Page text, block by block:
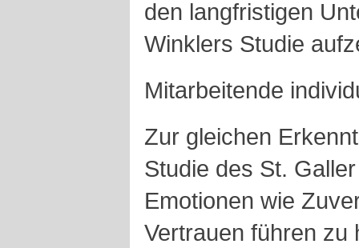
den langfristigen
Winklers Studie
Mitarbeitende
Zur gleichen
Studie des St.
Emotionen wie
Vertrauen führen zu